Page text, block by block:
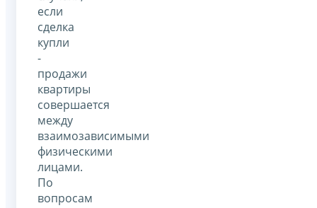
если
сделка
купли
-
продажи
квартиры
совершается
между
взаимозависимыми
физическими
лицами.
По
вопросам